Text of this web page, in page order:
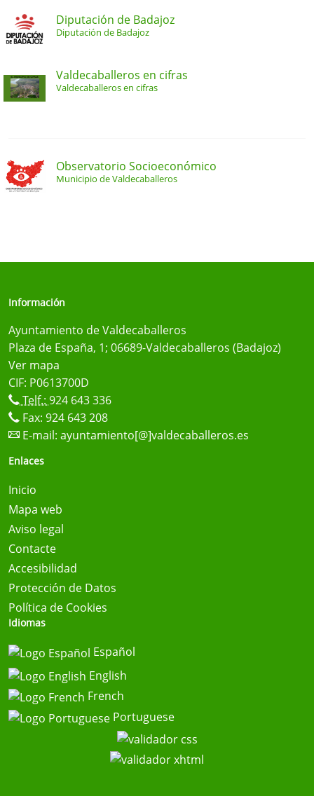
Diputación de Badajoz
Diputación de Badajoz
Valdecaballeros en cifras
Valdecaballeros en cifras
Observatorio Socioeconómico
Municipio de Valdecaballeros
Información
Ayuntamiento de Valdecaballeros
Plaza de España, 1; 06689-Valdecaballeros (Badajoz)
Ver mapa
CIF: P0613700D
Telf.: 924 643 336
Fax: 924 643 208
E-mail: ayuntamiento[@]valdecaballeros.es
Enlaces
Inicio
Mapa web
Aviso legal
Contacte
Accesibilidad
Protección de Datos
Política de Cookies
Idiomas
Español
English
French
Portuguese